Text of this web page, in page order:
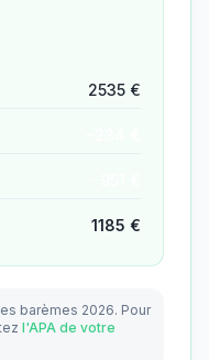
2535 €
1185 €
barèmes 2026. Pour
l'APA de votre